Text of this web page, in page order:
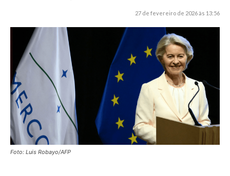
27 de fevereiro de 2026 às 13:56
Foto: Luis Robayo/AFP